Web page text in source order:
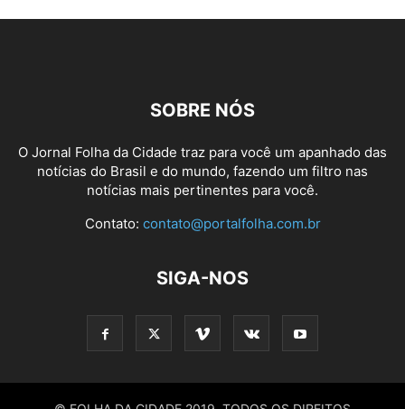
SOBRE NÓS
O Jornal Folha da Cidade traz para você um apanhado das
notícias do Brasil e do mundo, fazendo um filtro nas
notícias mais pertinentes para você.
Contato: contato@portalfolha.com.br
SIGA-NOS